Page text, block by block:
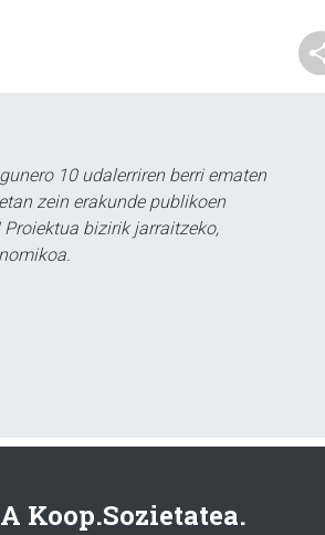
10 udalerriren berri ematen
zein erakunde publikoen
bizirik jarraitzeko,
Koop.Sozietatea.